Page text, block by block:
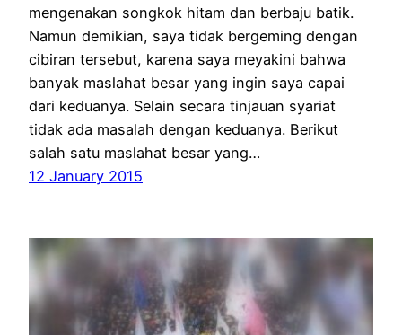
mengenakan songkok hitam dan berbaju batik.
Namun demikian, saya tidak bergeming dengan
cibiran tersebut, karena saya meyakini bahwa
banyak maslahat besar yang ingin saya capai
dari keduanya. Selain secara tinjauan syariat
tidak ada masalah dengan keduanya. Berikut
salah satu maslahat besar yang…
12 January 2015